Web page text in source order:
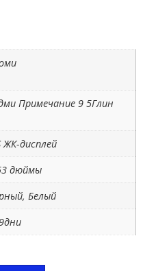
Примечание 9 5Глин
ЖК-дисплей
дюймы
Белый